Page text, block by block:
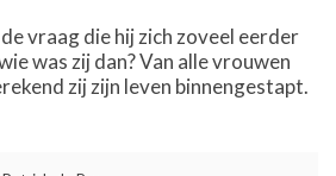
vraag die hij zich zoveel eerder
was zij dan? Van alle vrouwen
zij zijn leven binnengestapt.